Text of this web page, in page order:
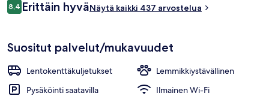
raitiovaunupysäkki sijaitsee 2 minuutin kävelymatkan päässä.
Arvostelut
8,48,4 kautta 10.
Erittäin hyväNäytä kaikki 437 arvostelua
Suositut palvelut/mukavuudet
Lentokenttäkuljetukset
Lemmikkiystävällinen
Pysäköinti saatavilla
Ilmainen Wi-Fi